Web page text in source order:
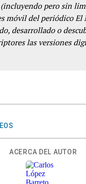
pero sin
móvil del periódico
desarrollado o
las versiones
ACERCA DEL AUTOR